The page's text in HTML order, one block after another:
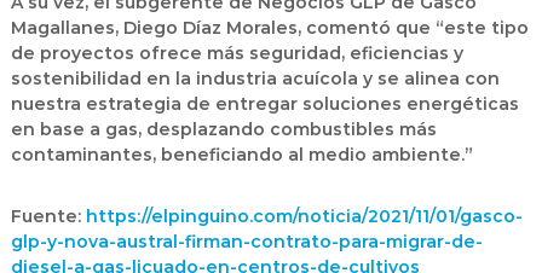
Magallanes, Diego Díaz Morales, comentó que “este tipo
de proyectos ofrece más seguridad, eficiencias y
sostenibilidad en la industria acuícola y se alinea con
nuestra estrategia de entregar soluciones energéticas
en base a gas, desplazando combustibles más
contaminantes, beneficiando al medio ambiente.”
Fuente: https://elpinguino.com/noticia/2021/11/01/gasco-
glp-y-nova-austral-firman-contrato-para-migrar-de-
diesel-a-gas-licuado-en-centros-de-cultivos